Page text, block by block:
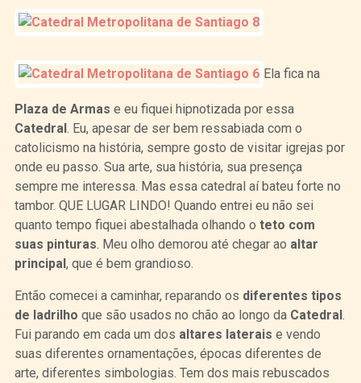
Ela fica na
Plaza de Armas e eu fiquei hipnotizada por essa
Catedral. Eu, apesar de ser bem ressabiada com o
catolicismo na história, sempre gosto de visitar igrejas por
onde eu passo. Sua arte, sua história, sua presença
sempre me interessa. Mas essa catedral aí bateu forte no
tambor. QUE LUGAR LINDO! Quando entrei eu não sei
quanto tempo fiquei abestalhada olhando o teto com
suas pinturas. Meu olho demorou até chegar ao altar
principal, que é bem grandioso.
Então comecei a caminhar, reparando os diferentes tipos
de ladrilho que são usados no chão ao longo da Catedral.
Fui parando em cada um dos altares laterais e vendo
suas diferentes ornamentações, épocas diferentes de
arte, diferentes simbologias. Tem dos mais rebuscados